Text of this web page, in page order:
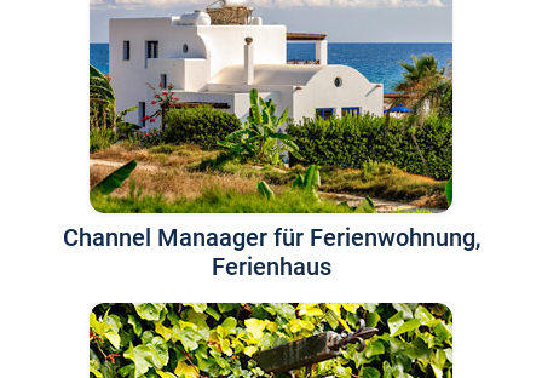
Channel Manaager für Ferienwohnung,
Ferienhaus